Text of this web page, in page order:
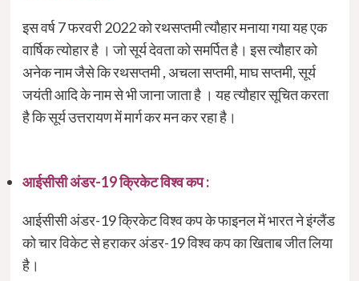
इस वर्ष 7 फरवरी 2022 को रथसप्तमी त्यौहार मनाया गया यह एक
वार्षिक त्योहार है । जो सूर्य देवता को समर्पित है। इस त्यौहार को
अनेक नाम जैसे कि रथसप्तमी , अचला सप्तमी, माघ सप्तमी, सूर्य
जयंती आदि के नाम से भी जाना जाता है । यह त्यौहार सूचित करता
है कि सूर्य उत्तरायण में मार्ग कर मन कर रहा है।
आईसीसी अंडर-19 क्रिकेट विश्व कप :
आईसीसी अंडर-19 क्रिकेट विश्व कप के फाइनल में भारत ने इंग्लैंड
को चार विकेट से हराकर अंडर-19 विश्व कप का खिताब जीत लिया
है।